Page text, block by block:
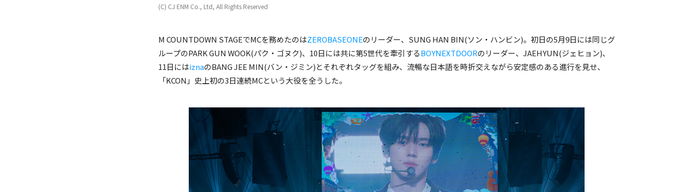
(C) CJ ENM Co., Ltd, All Rights Reserved
M COUNTDOWN STAGEでMCを務めたのはZEROBASEONEのリーダー、SUNG HAN BIN(ソン・ハンビン)。初日の5月9日には同じグ
ループのPARK GUN WOOK(パク・ゴヌク)、10日には共に第5世代を牽引するBOYNEXTDOORのリーダー、JAEHYUN(ジェヒョン)、
11日にはiznaのBANG JEE MIN(バン・ジミン)とそれぞれタッグを組み、流暢な日本語を時折交えながら安定感のある進行を見せ、
「KCON」史上初の3日連続MCという大役を全うした。
(C) CJ ENM Co., Ltd, All Rights Reserved